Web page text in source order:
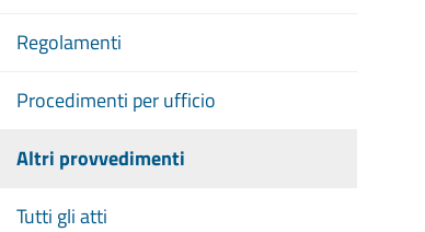
Regolamenti
Procedimenti per ufficio
Altri provvedimenti
Tutti gli atti